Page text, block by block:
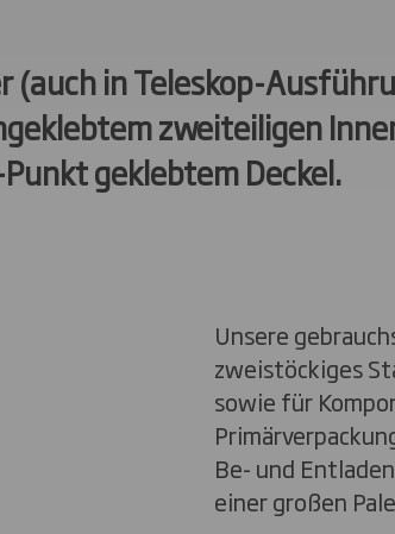
(auch in Teleskop-
zweiteiligen
geklebtem Deckel.
Unsere
zweistöckiges
sowie für
Be- und
einer großen